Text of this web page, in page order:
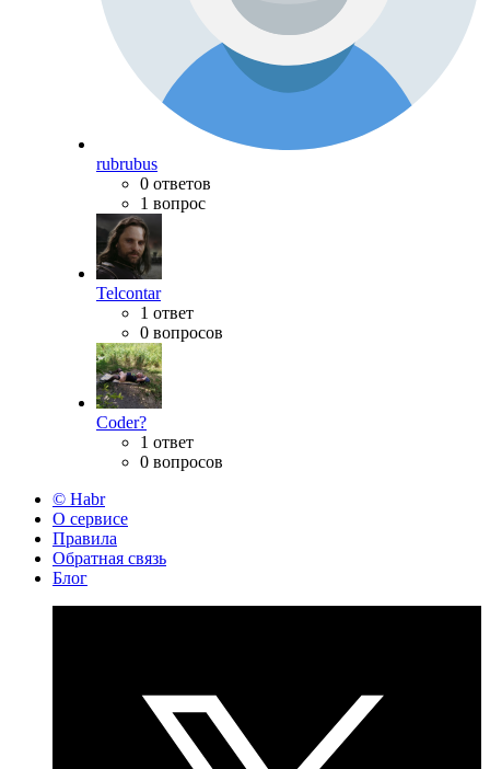
rubrubus
0 ответов
1 вопрос
Telcontar
1 ответ
0 вопросов
Coder?
1 ответ
0 вопросов
© Habr
О сервисе
Правила
Обратная связь
Блог